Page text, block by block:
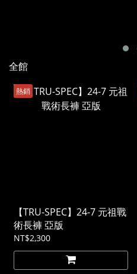
全館
熱銷
【TRU-SPEC】24-7 元祖戰
術長褲 亞版
NT$2,300